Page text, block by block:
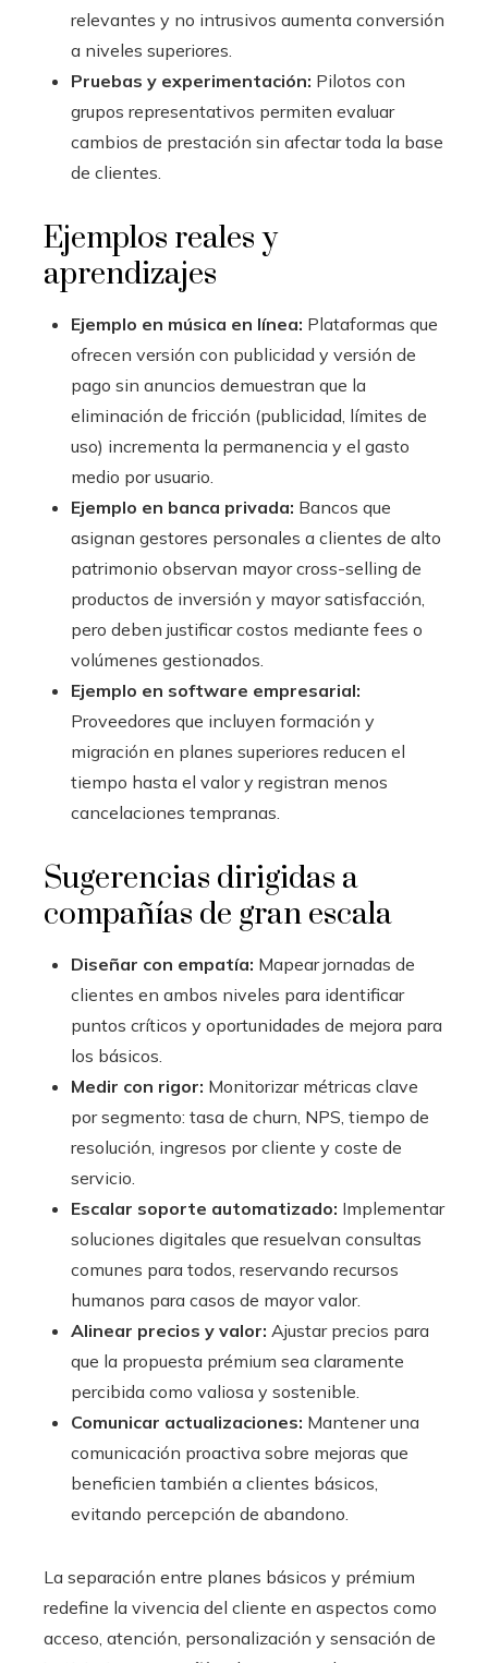
relevantes y no intrusivos aumenta conversión
a niveles superiores.
Pruebas y experimentación: Pilotos con
grupos representativos permiten evaluar
cambios de prestación sin afectar toda la base
de clientes.
Ejemplos reales y
aprendizajes
Ejemplo en música en línea: Plataformas que
ofrecen versión con publicidad y versión de
pago sin anuncios demuestran que la
eliminación de fricción (publicidad, límites de
uso) incrementa la permanencia y el gasto
medio por usuario.
Ejemplo en banca privada: Bancos que
asignan gestores personales a clientes de alto
patrimonio observan mayor cross-selling de
productos de inversión y mayor satisfacción,
pero deben justificar costos mediante fees o
volúmenes gestionados.
Ejemplo en software empresarial:
Proveedores que incluyen formación y
migración en planes superiores reducen el
tiempo hasta el valor y registran menos
cancelaciones tempranas.
Sugerencias dirigidas a
compañías de gran escala
Diseñar con empatía: Mapear jornadas de
clientes en ambos niveles para identificar
puntos críticos y oportunidades de mejora para
los básicos.
Medir con rigor: Monitorizar métricas clave
por segmento: tasa de churn, NPS, tiempo de
resolución, ingresos por cliente y coste de
servicio.
Escalar soporte automatizado: Implementar
soluciones digitales que resuelvan consultas
comunes para todos, reservando recursos
humanos para casos de mayor valor.
Alinear precios y valor: Ajustar precios para
que la propuesta prémium sea claramente
percibida como valiosa y sostenible.
Comunicar actualizaciones: Mantener una
comunicación proactiva sobre mejoras que
beneficien también a clientes básicos,
evitando percepción de abandono.
La separación entre planes básicos y prémium
redefine la vivencia del cliente en aspectos como
acceso, atención, personalización y sensación de